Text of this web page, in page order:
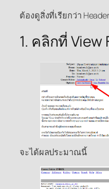
ต้องดูสิ่งที่เรียกว่า
1. คลิกที่ View
จะได้ผลประมาณนี้